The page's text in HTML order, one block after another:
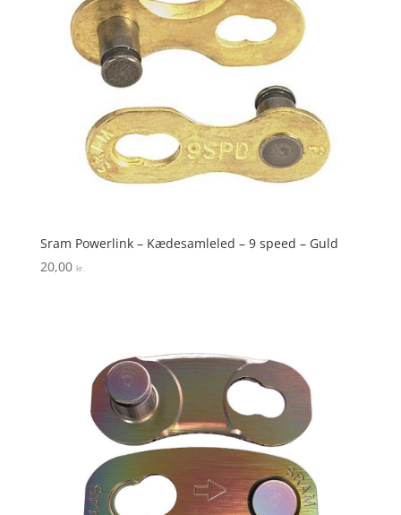
Sram Powerlink – Kædesamleled – 9 speed – Guld
20,00 kr.